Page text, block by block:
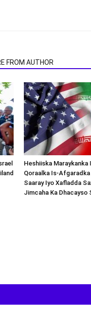
FROM AUTHOR
Heshiiska Maraykanka
Qoraalka Is-Afgaradka
Saaray Iyo Xafladda
Jimcaha Ka Dhacayso